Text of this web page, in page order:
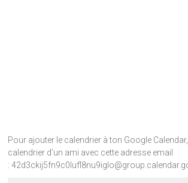
Pour ajouter le calendrier à ton Google
calendrier d’un ami avec cette adresse email
: